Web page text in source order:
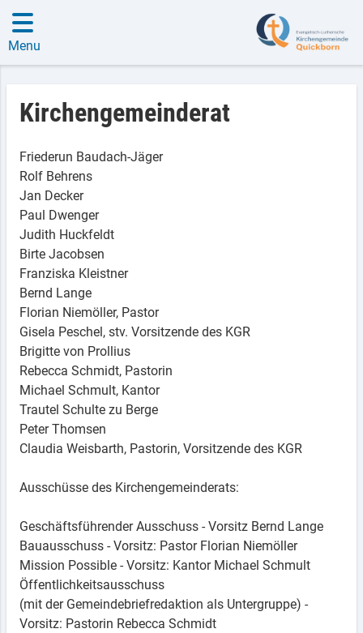
Menu
Kirchengemeinderat
Friederun Baudach-Jäger
Rolf Behrens
Jan Decker
Paul Dwenger
Judith Huckfeldt
Birte Jacobsen
Franziska Kleistner
Bernd Lange
Florian Niemöller, Pastor
Gisela Peschel, stv. Vorsitzende des KGR
Brigitte von Prollius
Rebecca Schmidt, Pastorin
Michael Schmult, Kantor
Trautel Schulte zu Berge
Peter Thomsen
Claudia Weisbarth, Pastorin, Vorsitzende des KGR
Ausschüsse des Kirchengemeinderats:
Geschäftsführender Ausschuss - Vorsitz Bernd Lange
Bauausschuss - Vorsitz: Pastor Florian Niemöller
Mission Possible - Vorsitz: Kantor Michael Schmult
Öffentlichkeitsausschuss
(mit der Gemeindebriefredaktion als Untergruppe) -
Vorsitz: Pastorin Rebecca Schmidt